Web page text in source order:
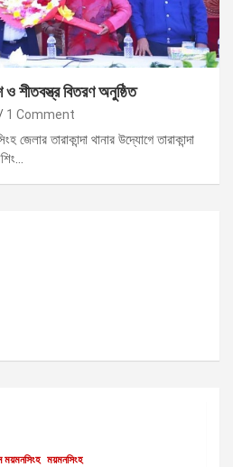
ও শীতবস্ত্র বিতরণ অনুষ্ঠিত
1 Comment
তারাকান্দা থানার উদ্যোগে তারাকান্দা
ময়মনসিংহ ময়মনসিংহ